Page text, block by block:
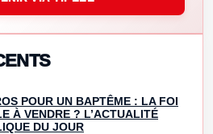
POUR UN BAPTÊME : LA FOI
À VENDRE ? L’ACTUALITÉ
DU JOUR